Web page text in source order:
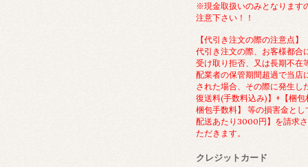
※現金取扱いのみとなります
注意下さい！！
【代引き注文の際の注意点】
代引き注文の際、お客様都合
受け取り拒否、又は長期不在
配業者の保管期間超過で当店
された場合、その際に発生し
復送料(手数料込み)】+【梱包
梱包手数料】 等の損害金とし
配送あたり3000円】を請求
ただきます。
クレジットカード